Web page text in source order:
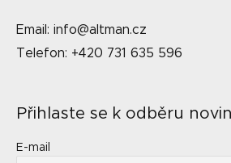
Email: info@altman.cz
Telefon: +420 731 635 596
Přihlaste se k odběru
E-mail